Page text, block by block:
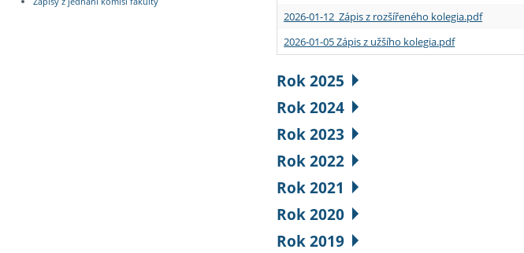
2026-01-12 Zápis z rozšířeného kolegia.pdf
2026-01-05 Zápis z užšího kolegia.pdf
Rok 2025
Rok 2024
Rok 2023
Rok 2022
Rok 2021
Rok 2020
Rok 2019